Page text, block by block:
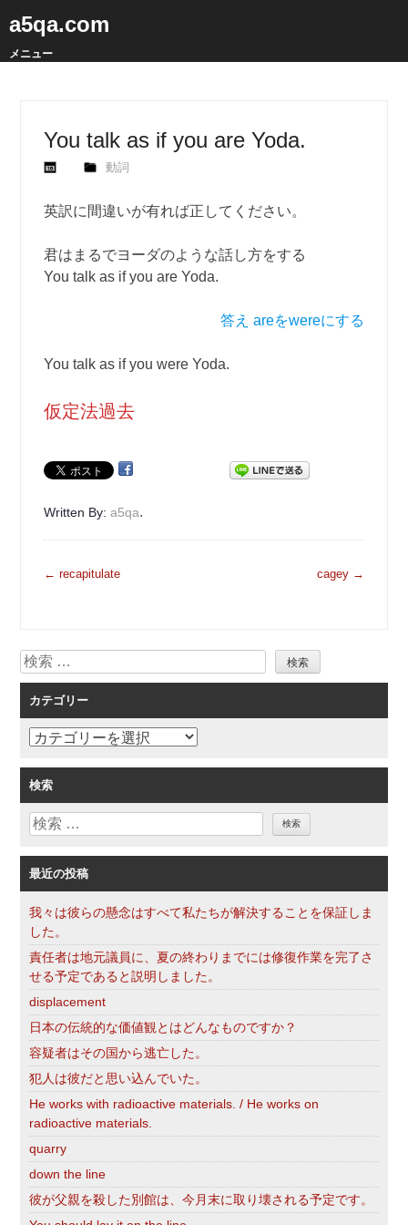
a5qa.com
メニュー
You talk as if you are Yoda.
動詞
英訳に間違いが有れば正してください。
君はまるでヨーダのような話し方をする
You talk as if you are Yoda.
答え areをwereにする
You talk as if you were Yoda.
仮定法過去
Written By:a5qa.
投
ゲ
ー
シ
ョ
ン
← recapitulate cagey →
検
索
カテゴリー
カ
ゴ
リ
ー
検索
検
最近の投稿
我々は彼らの懸念はすべて私たちが解決することを保証しま
した。
責任者は地元議員に、夏の終わりまでには修復作業を完了さ
せる予定であると説明しました。
displacement
日本の伝統的な価値観とはどんなものですか？
容疑者はその国から逃亡した。
犯人は彼だと思い込んでいた。
He works with radioactive materials. / He works on
radioactive materials.
quarry
down the line
彼が父親を殺した別館は、今月末に取り壊される予定です。